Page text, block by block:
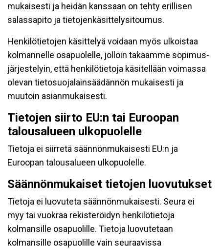
mukaisesti ja heidän kanssaan on tehty erillisen
salassapito ja tietojenkäsittelysitoumus.
Henkilötietojen käsittelyä voidaan myös ulkoistaa
kolmannelle osapuolelle, jolloin takaamme sopimus-
järjestelyin, että henkilötietoja käsitellään voimassa
olevan tietosuojalainsäädännön mukaisesti ja
muutoin asianmukaisesti.
Tietojen siirto EU:n tai Euroopan
talousalueen ulkopuolelle
Tietoja ei siirretä säännönmukaisesti EU:n ja
Euroopan talousalueen ulkopuolelle.
Säännönmukaiset tietojen luovutukset
Tietoja ei luovuteta säännönmukaisesti. Seura ei
myy tai vuokraa rekisteröidyn henkilötietoja
kolmansille osapuolille. Tietoja luovutetaan
kolmansille osapuolille vain seuraavissa